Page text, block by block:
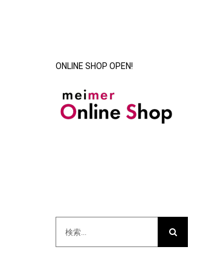
ONLINE SHOP OPEN!